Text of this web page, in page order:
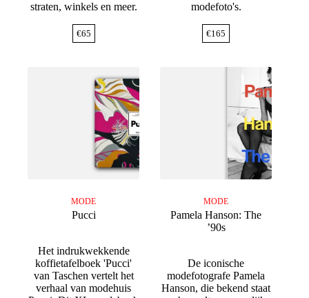
straten, winkels en meer.
€65
modefoto's.
€165
MODE
Pucci
Het indrukwekkende
koffietafelboek 'Pucci'
van Taschen vertelt het
verhaal van modehuis
MODE
Pamela Hanson: The
’90s
De iconische
modefotografe Pamela
Hanson, die bekend staat